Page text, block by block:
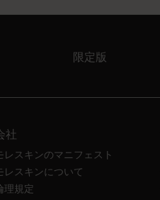
限定版
社
レスキンのマニフェスト
レスキンについて
理規定